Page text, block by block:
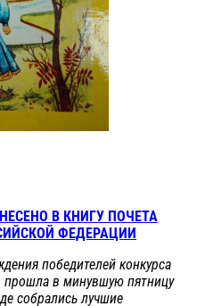
В КНИГУ ПОЧЕТА
ФЕДЕРАЦИИ
победителей конкурса
в минувшую пятницу
собрались лучшие